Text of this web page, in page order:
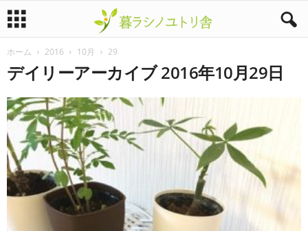
暮
シ
ノ
ユ
ホーム 2016 10月 29
デイリーアーカイブ 2016年10月29日